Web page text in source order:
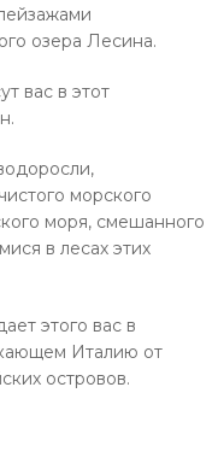
озера Лесина.
вас в этот
морского
моря, смешанного
в лесах этих
этого вас в
Италию от
островов.